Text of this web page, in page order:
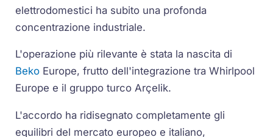
elettrodomestici ha subito una profonda
concentrazione industriale.
L'operazione più rilevante è stata la nascita di
Beko Europe, frutto dell'integrazione tra Whirlpool
Europe e il gruppo turco Arçelik.
L'accordo ha ridisegnato completamente gli
equilibri del mercato europeo e italiano,